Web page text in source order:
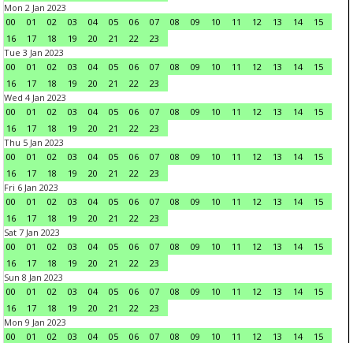
Mon 2 Jan 2023
00
01 02 03 04 05 06 07 08 09 10 11 12 13 14
15
16
17 18 19 20 21 22
23
Tue 3 Jan 2023
00
01 02 03 04 05 06 07 08 09 10 11 12 13 14
15
16
17 18 19 20 21 22
23
Wed 4 Jan 2023
00
01 02 03 04 05 06 07 08 09 10 11 12 13 14
15
16
17 18 19 20 21 22
23
Thu 5 Jan 2023
00
01 02 03 04 05 06 07 08 09 10 11 12 13 14
15
16
17 18 19 20 21 22
23
Fri 6 Jan 2023
00
01 02 03 04 05 06 07 08 09 10 11 12 13 14
15
16
17 18 19 20 21 22
23
Sat 7 Jan 2023
00
01 02 03 04 05 06 07 08 09 10 11 12 13 14
15
16
17 18 19 20 21 22
23
Sun 8 Jan 2023
00
01 02 03 04 05 06 07 08 09 10 11 12 13 14
15
16
17 18 19 20 21 22
23
Mon 9 Jan 2023
00
01 02 03 04 05 06 07 08 09 10 11 12 13 14 15